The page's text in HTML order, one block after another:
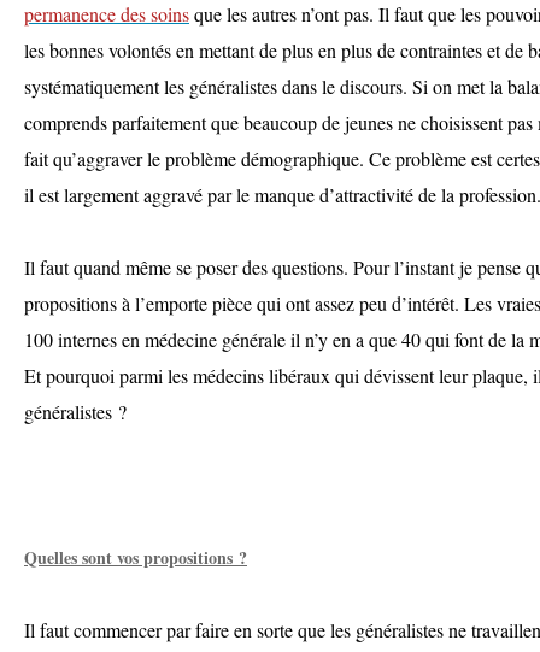
permanence des soinsque les autres n’ont pas. Il faut que les
les bonnes volontés en mettant de plus en plus de contraintes et de
systématiquement les généralistes dans le discours. Si on met la
comprends parfaitement que beaucoup de jeunes ne choisissent
fait qu’aggraver le problème démographique. Ce problème est
il est largement aggravé par le manque d’attractivité de la profession.
Il faut quand même se poser des questions. Pour l’instant je pense
propositions à l’emporte pièce qui ont assez peu d’intérêt. Les
100 internes en médecine générale il n’y en a que 40 qui font de la
Et pourquoi parmi les médecins libéraux qui dévissent leur plaque,
généralistes ?
Quelles sont vos propositions ?
Il faut commencer par faire en sorte que les généralistes ne